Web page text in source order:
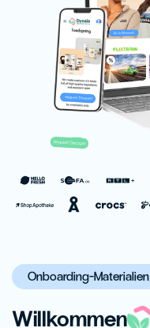
Onboarding-Materialien
Willkommen